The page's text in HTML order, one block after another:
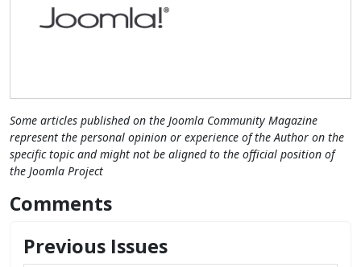
Some articles published on the Joomla Community Magazine
represent the personal opinion or experience of the Author on the
specific topic and might not be aligned to the official position of
the Joomla Project
Comments
Previous Issues